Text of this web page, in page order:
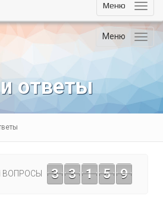
Меню
Меню
ответы
ВОПРОСЫ 3 3 1 5 9